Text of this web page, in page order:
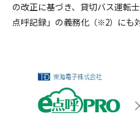
の改正に基づき、貸切バス運転
点呼記録」の義務化 （※2） にも